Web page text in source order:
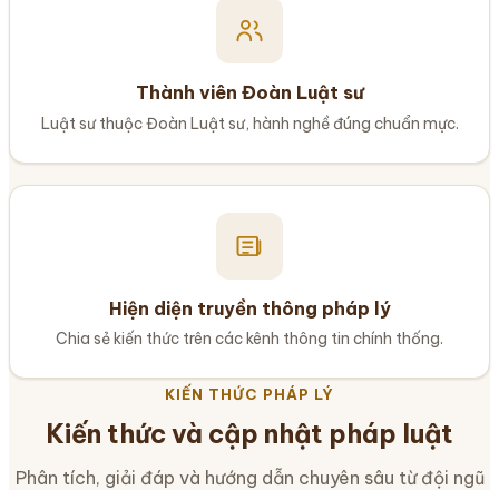
Thành viên Đoàn Luật sư
Luật sư thuộc Đoàn Luật sư, hành nghề đúng chuẩn mực.
Hiện diện truyền thông pháp lý
Chia sẻ kiến thức trên các kênh thông tin chính thống.
KIẾN THỨC PHÁP LÝ
Kiến thức và cập nhật pháp luật
Phân tích, giải đáp và hướng dẫn chuyên sâu từ đội ngũ